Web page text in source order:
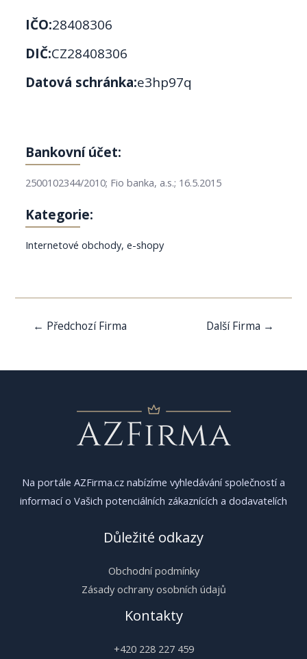
IČO:28408306
DIČ:CZ28408306
Datová schránka:e3hp97q
Bankovní účet:
2500102344/2010; Fio banka, a.s.; 16.5.2015
Kategorie:
Internetové obchody, e-shopy
Navigace
← Předchozí Firma Další Firma →
Na portále AZFirma.cz nabízíme vyhledávání společností a
informací o Vašich potenciálních zákaznících a dodavatelích
Důležité odkazy
Obchodní podmínky
Zásady ochrany osobních údajů
Kontakty
+420 228 227 459